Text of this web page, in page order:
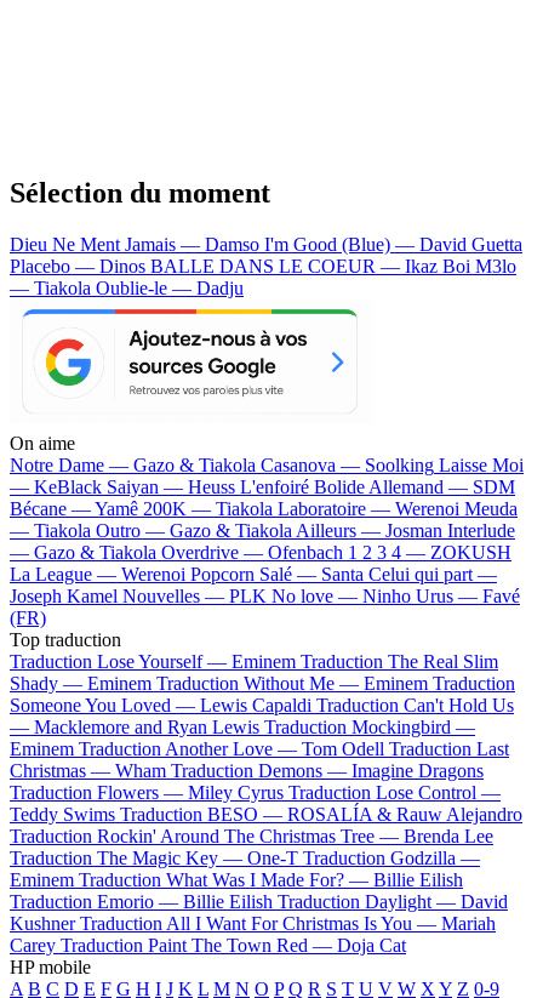
Sélection du moment
Dieu Ne Ment Jamais — Damso I'm Good (Blue) — David Guetta
Placebo — Dinos BALLE DANS LE COEUR — Ikaz Boi M3lo
— Tiakola Oublie-le — Dadju
On aime
Notre Dame — Gazo & Tiakola Casanova — Soolking Laisse Moi
— KeBlack Saiyan — Heuss L'enfoiré Bolide Allemand — SDM
Bécane —Yamê 200K — Tiakola Laboratoire — Werenoi Meuda
— Tiakola Outro — Gazo & Tiakola Ailleurs — Josman Interlude
— Gazo & Tiakola Overdrive — Ofenbach 1 2 3 4 — ZOKUSH
La League — Werenoi Popcorn Salé — Santa Celui qui part —
Joseph Kamel Nouvelles — PLK No love — Ninho Urus — Favé
(FR)
Top traduction
Traduction Lose Yourself — Eminem Traduction The Real Slim
Shady — Eminem Traduction Without Me — Eminem Traduction
Someone You Loved — Lewis Capaldi Traduction Can't Hold Us
— Macklemore and Ryan Lewis Traduction Mockingbird —
Eminem Traduction Another Love — Tom Odell Traduction Last
Christmas — Wham Traduction Demons — Imagine Dragons
Traduction Flowers — Miley Cyrus Traduction Lose Control —
Teddy Swims Traduction BESO — ROSALÍA & Rauw Alejandro
Traduction Rockin' Around The Christmas Tree — Brenda Lee
Traduction The Magic Key — One-T Traduction Godzilla —
Eminem Traduction What Was I Made For? — Billie Eilish
Traduction Emorio — Billie Eilish Traduction Daylight — David
Kushner Traduction All I Want For Christmas Is You — Mariah
Carey Traduction Paint The Town Red — Doja Cat
HP mobile
A B C D E F G H I J K L M N O P Q R S T U V W X Y Z 0-9